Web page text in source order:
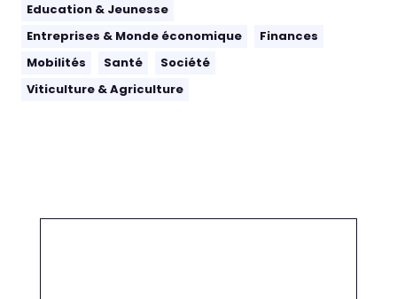
Education & Jeunesse
Entreprises & Monde économique
Finances
Mobilités
Santé
Société
Viticulture & Agriculture